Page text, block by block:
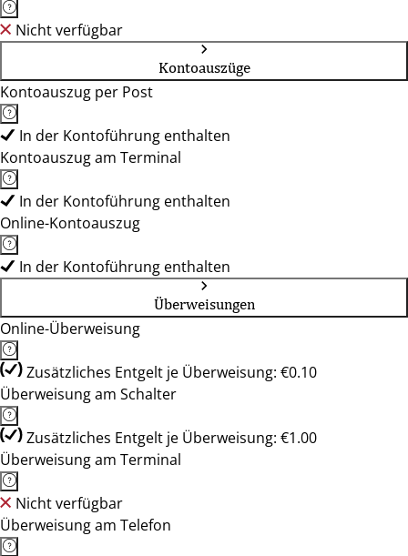
Nicht verfügbar
Kontoauszüge
Kontoauszug per Post
In der Kontoführung enthalten
Kontoauszug am Terminal
In der Kontoführung enthalten
Online-Kontoauszug
In der Kontoführung enthalten
Überweisungen
Online-Überweisung
Zusätzliches Entgelt je Überweisung: €0.10
Überweisung am Schalter
Zusätzliches Entgelt je Überweisung: €1.00
Überweisung am Terminal
Nicht verfügbar
Überweisung am Telefon